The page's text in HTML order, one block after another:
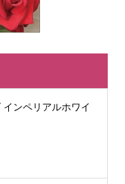
ンペリアルホワイ